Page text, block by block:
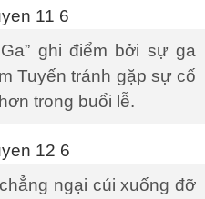
ghi điểm bởi sự ga
Tuyến tránh gặp sự cố
trong buổi lễ.
ngại cúi xuống đỡ